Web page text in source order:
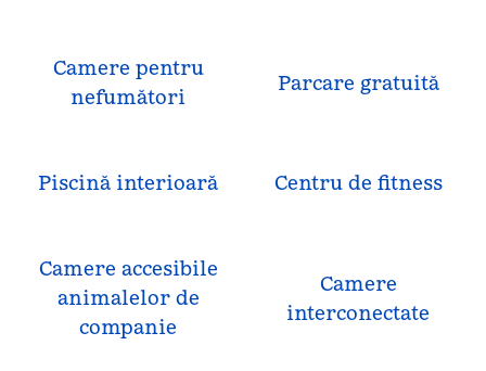
Camere pentru
nefumători
Parcare gratuită
Piscină interioară Centru de fitness
Camere accesibile
animalelor de
companie
Camere
interconectate